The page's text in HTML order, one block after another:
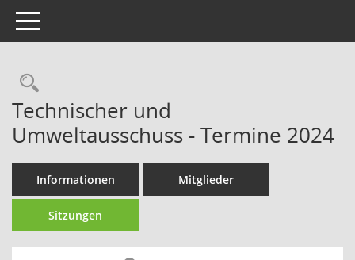
Toggle navigation
Technischer und
Umweltausschuss - Termine 2024
Informationen Mitglieder
Sitzungen